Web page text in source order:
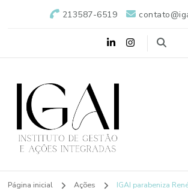
213587-6519
IGAI- Instituto de Gestão e
Integradas
Página inicial Ações
IGAI parabeniza